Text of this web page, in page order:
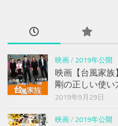
映画/ 2019年公開
映画【台風家族
剛の正しい使い
2019年9月29日
映画/ 2019年公開